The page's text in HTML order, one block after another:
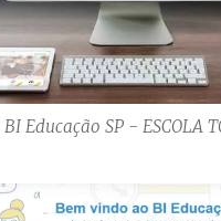
BI Educação SP - ESCOLA